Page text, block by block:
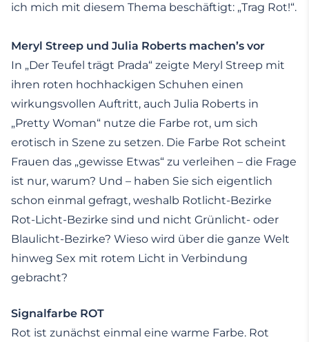
ich mich mit diesem Thema beschäftigt: „Trag Rot!“.
Meryl Streep und Julia Roberts machen’s vor
In „Der Teufel trägt Prada“ zeigte Meryl Streep mit
ihren roten hochhackigen Schuhen einen
wirkungsvollen Auftritt, auch Julia Roberts in
„Pretty Woman“ nutze die Farbe rot, um sich
erotisch in Szene zu setzen. Die Farbe Rot scheint
Frauen das „gewisse Etwas“ zu verleihen – die Frage
ist nur, warum? Und – haben Sie sich eigentlich
schon einmal gefragt, weshalb Rotlicht-Bezirke
Rot-Licht-Bezirke sind und nicht Grünlicht- oder
Blaulicht-Bezirke? Wieso wird über die ganze Welt
hinweg Sex mit rotem Licht in Verbindung
gebracht?
Signalfarbe ROT
Rot ist zunächst einmal eine warme Farbe. Rot